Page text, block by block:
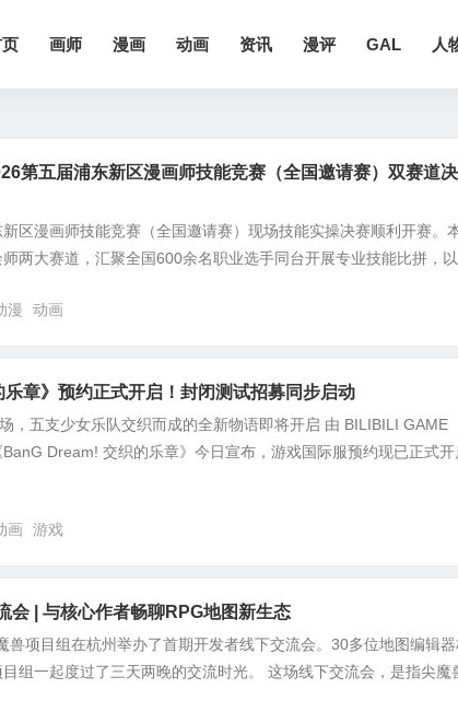
画师 漫画 动画 资讯 漫评 GAL 人
第五届浦东新区漫画师技能竞赛（全国邀请赛）双赛道
区漫画师技能竞赛（全国邀请赛）现场技能实操决赛顺利开赛。
两大赛道，汇聚全国600余名职业选手同台开展专业技能比拼，
漫 动画
乐章》预约正式开启！封闭测试招募同步启动
，五支少女乐队交织而成的全新物语即将开启 由 BILIBILI GAME
Dream! 交织的乐章》今日宣布，游戏国际服预约现已正式开
画 游戏
会 | 与核心作者畅聊RPG地图新生态
兽项目组在杭州举办了首期开发者线下交流会。30多位地图编辑
组一起度过了三天两晚的交流时光。 这场线下交流会，是指尖魔